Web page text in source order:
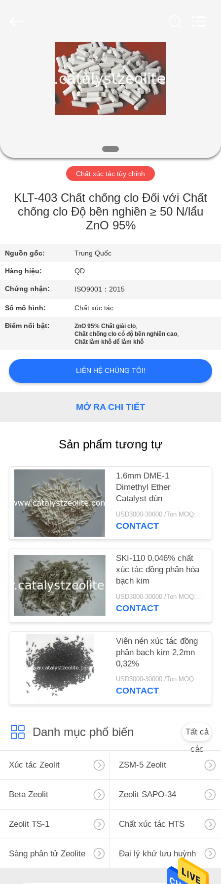
VỀ
TÔI
NHÀ
MÁY
KIỂM
SOÁT
LƯỢNG
LIÊN
TIN
CÁC
TRƯỜNG
HỢP
SƠ
ĐỒ
TRANG
WEB
PRIVACY
POLICY
Chất xúc tác tùy chỉnh
KLT-403 Chất chống clo Đối với Chất
chống clo Độ bền nghiền ≥ 50 N/lẩu
ZnO 95%
Nguồn gốc: Trung Quốc
Hàng hiệu: QD
Chứng nhận: ISO9001：2015
Số mô hình: Chất xúc tác
Điểm nổi bật: ZnO 95% Chất giải clo,
Chất chống clo có độ bền nghiền cao,
Chất làm khô để làm khô
LIÊN HỆ CHÚNG TÔI!
MỞ RA CHI TIẾT
Sản phẩm tương tự
1.6mm DME-1
Dimethyl Ether
Catalyst đùn
USD3000-30000 /Ton MOQ:1 kg
CONTACT
SKI-110 0,046% chất
xúc tác đồng phân hóa
bạch kim
USD3000-30000 /Ton MOQ:1 kg
CONTACT
Viên nén xúc tác đồng
phân bạch kim 2,2mn
0,32%
USD3000-30000 /Ton MOQ:1 kg
CONTACT
Danh mục phổ biến
Tất cả
các
Xúc tác Zeolit
ZSM-5 Zeolit
Beta Zeolit Zeolit ​​SAPO-34
Zeolit ​​TS-1 Chất xúc tác HTS
Sàng phân tử Zeolite Đại lý khử lưu huỳnh